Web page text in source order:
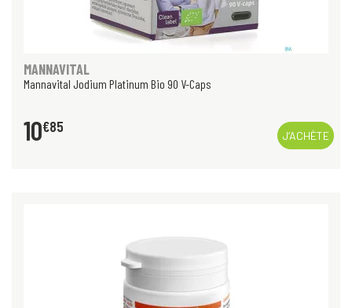
MANNAVITAL
Mannavital Jodium Platinum Bio 90 V-Caps
10€85
J’ACHÈTE